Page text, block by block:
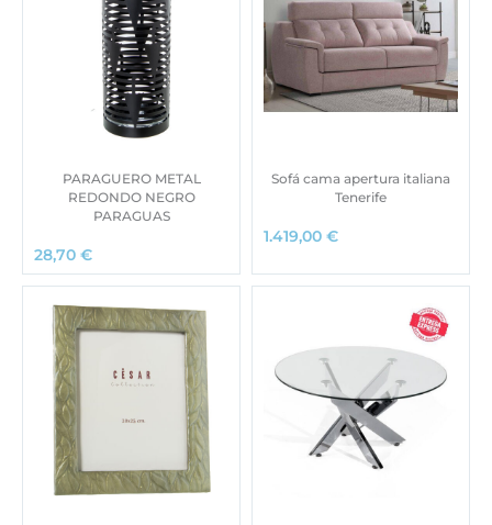
PARAGUERO METAL
REDONDO NEGRO
PARAGUAS
28,70 €
Sofá cama apertura italiana
Tenerife
1.419,00 €